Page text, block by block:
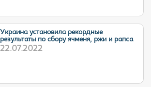
Украина установила рекордные
результаты по сбору ячменя, ржи и рапса
22.07.2022